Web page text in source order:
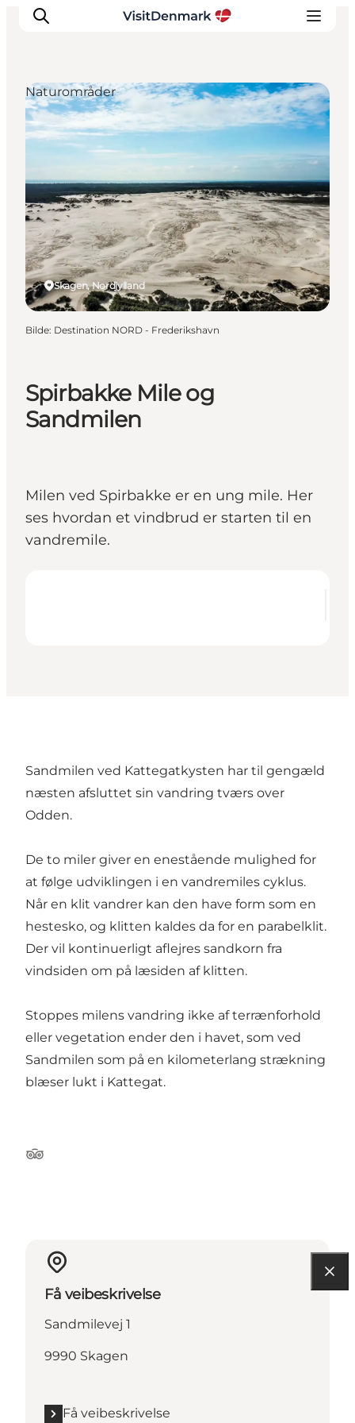
Inspirasjon
Reisemål
Aktiviteter
Overnatting
Planlegg reisen
Spirbakke Mile og
Sandmilen
Milen ved Spirbakke er en ung mile. Her
ses hvordan et vindbrud er starten til en
vandremile.
Skagen, Nordjylland
Naturområder
Bilde: Destination NORD - Frederikshavn
Sandmilen ved Kattegatkysten har til gengæld
næsten afsluttet sin vandring tværs over
Odden.
De to miler giver en enestående mulighed for
at følge udviklingen i en vandremiles cyklus.
Når en klit vandrer kan den have form som en
hestesko, og klitten kaldes da for en parabelklit.
Der vil kontinuerligt aflejres sandkorn fra
vindsiden om på læsiden af klitten.
Stoppes milens vandring ikke af terrænforhold
eller vegetation ender den i havet, som ved
Sandmilen som på en kilometerlang strækning
blæser lukt i Kattegat.
Tripadvisor
Få veibeskrivelse
Sandmilevej 1
9990 Skagen
Få veibeskrivelse